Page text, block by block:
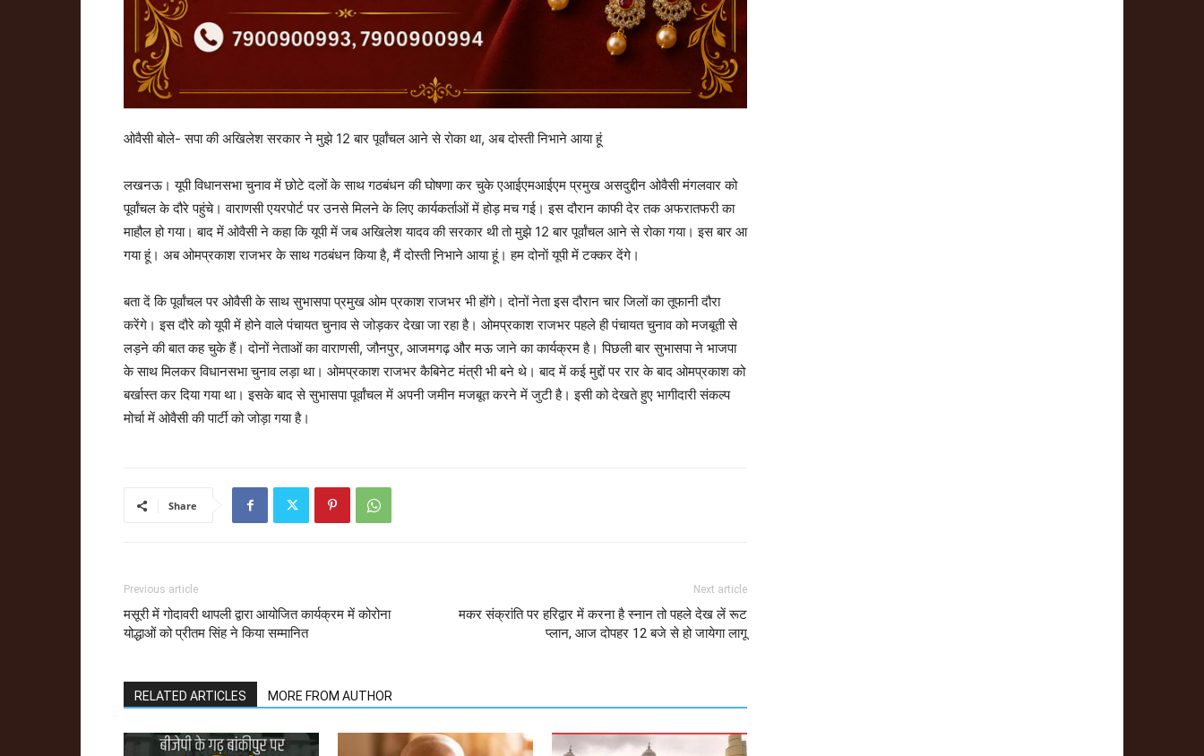
ओवैसी बोले- सपा की अखिलेश सरकार ने मुझे 12 बार पूर्वांचल आने से राेका था, अब दोस्ती निभाने आया हूं
लखनऊ। यूपी विधानसभा चुनाव में छोटे दलों के साथ गठबंधन की घोषणा कर चुके एआईएमआईएम प्रमुख असदुद्दीन ओवैसी मंगलवार को
पूर्वांचल के दौरे पहुंचे। वाराणसी एयरपोर्ट पर उनसे मिलने के लिए कार्यकर्ताओं में होड़ मच गई। इस दौरान काफी देर तक अफरातफरी का
माहौल हो गया। बाद में ओवैसी ने कहा कि यूपी में जब अखिलेश यादव की सरकार थी तो मुझे 12 बार पूर्वांचल आने से रोका गया। इस बार आ
गया हूं। अब ओमप्रकाश राजभर के साथ गठबंधन किया है, मैं दोस्ती निभाने आया हूं। हम दोनाें यूपी में टक्कर देंगे।
बता दें कि पूर्वांचल पर ओवैसी के साथ सुभासपा प्रमुख ओम प्रकाश राजभर भी होंगे। दोनों नेता इस दौरान चार जिलों का तूफानी दौरा
करेंगे। इस दौरे को यूपी में होने वाले पंचायत चुनाव से जोड़कर देखा जा रहा है। ओमप्रकाश राजभर पहले ही पंचायत चुनाव को मजबूती से
लड़ने की बात कह चुके हैं। दोनों नेताओं का वाराणसी, जौनपुर, आजमगढ़ और मऊ जाने का कार्यक्रम है। पिछली बार सुभासपा ने भाजपा
के साथ मिलकर विधानसभा चुनाव लड़ा था। ओमप्रकाश राजभर कैबिनेट मंत्री भी बने थे। बाद में कई मुद्दों पर रार के बाद ओमप्रकाश को
बर्खास्त कर दिया गया था। इसके बाद से सुभासपा पूर्वांचल में अपनी जमीन मजबूत करने में जुटी है। इसी को देखते हुए भागीदारी संकल्प
मोर्चा में ओवैसी की पार्टी को जोड़ा गया है।
Share
Previous article
मसूरी में गोदावरी थापली द्वारा आयोजित कार्यक्रम में कोरोना
योद्धाओं को प्रीतम सिंह ने किया सम्मानित
Next article
मकर संक्रांति पर हरिद्वार में करना है स्नान तो पहले देख लें रूट
प्लान, आज दोपहर 12 बजे से हो जायेगा लागू
RELATED ARTICLES MORE FROM AUTHOR